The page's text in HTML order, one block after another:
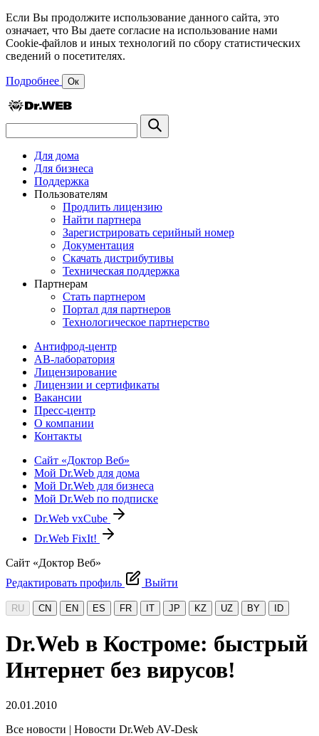
Если Вы продолжите использование данного сайта, это
означает, что Вы даете согласие на использование нами
Cookie-файлов и иных технологий по сбору статистических
сведений о посетителях.
Подробнее Ок
Для дома
Для бизнеса
Поддержка
Пользователям
Продлить лицензию
Найти партнера
Зарегистрировать серийный номер
Документация
Скачать дистрибутивы
Техническая поддержка
Партнерам
Стать партнером
Портал для партнеров
Технологическое партнерство
Антифрод-центр
АВ-лаборатория
Лицензирование
Лицензии и сертификаты
Вакансии
Пресс-центр
О компании
Контакты
Сайт «Доктор Веб»
Мой Dr.Web для дома
Мой Dr.Web для бизнеса
Мой Dr.Web по подписке
Dr.Web vxCube
Dr.Web FixIt!
Сайт «Доктор Веб»
Редактировать профиль
Выйти
RU CN EN ES FR IT JP KZ UZ BY ID
Dr.Web в Костроме: быстрый
Интернет без вирусов!
20.01.2010
Все новости | Новости Dr.Web AV-Desk